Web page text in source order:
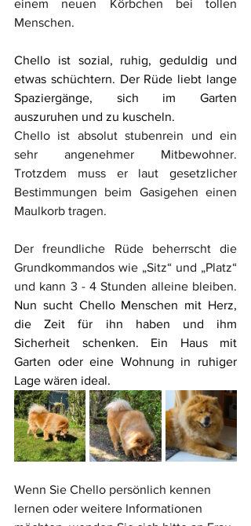
einem neuen Körbchen bei tollen
Menschen.
Chello ist sozial, ruhig, geduldig und
etwas schüchtern. Der Rüde liebt lange
Spaziergänge, sich im Garten
auszuruhen und zu kuscheln.
Chello ist absolut stubenrein und ein
sehr angenehmer Mitbewohner.
Trotzdem muss er laut gesetzlicher
Bestimmungen beim Gasigehen einen
Maulkorb tragen.
Der freundliche Rüde beherrscht die
Grundkommandos wie „Sitz“ und „Platz“
Nun sucht Chello Menschen mit Herz,
die Zeit für ihn haben und ihm
Sicherheit schenken. Ein Haus mit
Garten oder eine Wohnung in ruhiger
Lage wären ideal.
Wenn Sie Chello persönlich kennen
lernen oder weitere Informationen